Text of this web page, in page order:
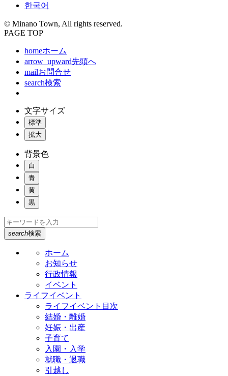
한국어
© Minano Town, All rights reserved.
PAGE TOP
homeホーム
arrow_upward先頭へ
mailお問合せ
search検索
文字サイズ
標準
拡大
背景色
白
青
黄
黒
search検索
ホーム
お知らせ
行政情報
イベント
ライフイベント
ライフイベント目次
結婚・離婚
妊娠・出産
子育て
入園・入学
就職・退職
引越し